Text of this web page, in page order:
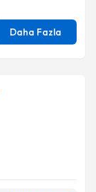
Daha Fazla